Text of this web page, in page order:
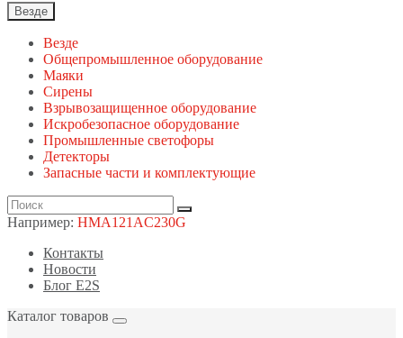
Везде
Везде
Общепромышленное оборудование
Маяки
Сирены
Взрывозащищенное оборудование
Искробезопасное оборудование
Промышленные светофоры
Детекторы
Запасные части и комплектующие
Например: HMA121AC230G
Контакты
Новости
Блог E2S
Каталог товаров